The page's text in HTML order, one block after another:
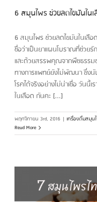
6 สมุนไพร ช่วยลดไขมันใน
6 สมุนไพร ช่วยลดไขมันในเลื
ชื่อว่าเป็นยาแผนโบราณที่ช่วย
และด้วยสรรพคุณจากพืชธรร
ทางการแพทย์ยังไม่พัฒนา ซึ่งนั
โรคได้จริงอย่างไม่น่าเชื่อ วันนี้
ในเลือด กันคะ [...]
พฤศจิกายน 3rd, 2016 | เครื่องดื่มสมุน
Read More